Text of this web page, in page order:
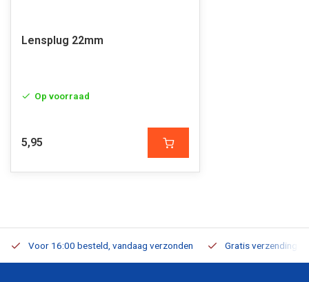
Lensplug 22mm
Op voorraad
5,95
Voor 16:00 besteld, vandaag verzonden Gratis verzending